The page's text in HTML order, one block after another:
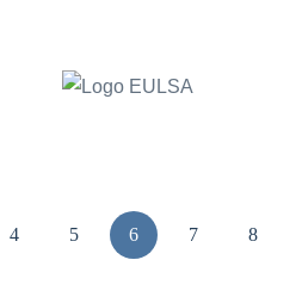
4 5 6 7 8